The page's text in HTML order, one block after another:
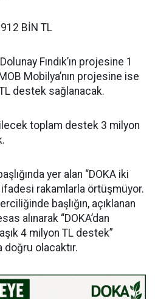
912 BİN TL
Fındık’ın projesine 1
Mobilya’nın projesine ise
destek sağlanacak.
toplam destek 3 milyon
yer alan “DOKA iki
rakamlarla örtüşmüyor.
başlığın, açıklanan
alınarak “DOKA’dan
4 milyon TL destek”
olacaktır.